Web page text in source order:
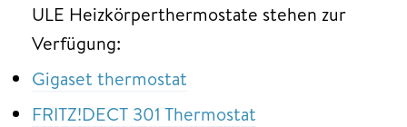
ULE Heizkörperthermostate stehen zur
Verfügung:
Gigaset thermostat
FRITZ!DECT 301 Thermostat